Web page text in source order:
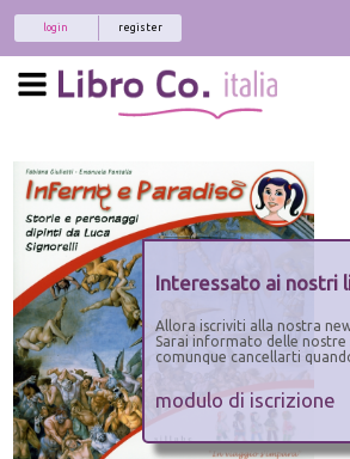
register
login
Interessato ai nostri
Allora iscriviti alla nostra
Sarai informato delle
comunque cancellarti
modulo di iscrizione